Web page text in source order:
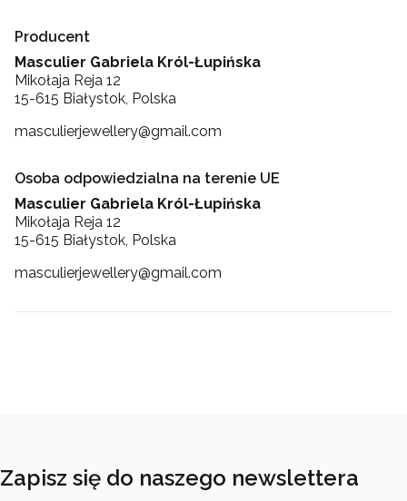
Producent
Masculier Gabriela Król-Łupińska
Mikołaja Reja 12
15-615 Białystok, Polska
masculierjewellery@gmail.com
Osoba odpowiedzialna na terenie UE
Masculier Gabriela Król-Łupińska
Mikołaja Reja 12
15-615 Białystok, Polska
masculierjewellery@gmail.com
Zapisz się do naszego newslettera